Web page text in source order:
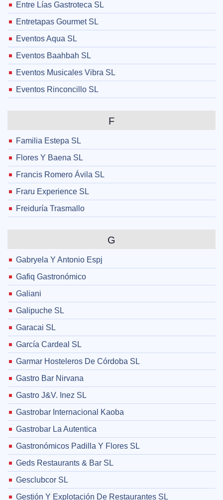
Entre Lías Gastroteca SL
Entretapas Gourmet SL
Eventos Aqua SL
Eventos Baahbah SL
Eventos Musicales Vibra SL
Eventos Rinconcillo SL
F
Familia Estepa SL
Flores Y Baena SL
Francis Romero Ávila SL
Fraru Experience SL
Freiduría Trasmallo
G
Gabryela Y Antonio Espj
Gafiq Gastronómico
Galiani
Galipuche SL
Garacai SL
García Cardeal SL
Garmar Hosteleros De Córdoba SL
Gastro Bar Nirvana
Gastro J&V. Inez SL
Gastrobar Internacional Kaoba
Gastrobar La Autentica
Gastronómicos Padilla Y Flores SL
Geds Restaurants & Bar SL
Gesclubcor SL
Gestión Y Explotación De Restaurantes SL